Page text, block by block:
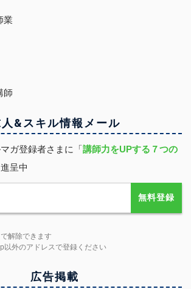
業
師
&スキル情報 メール
ガ登録者さまに「講師力をUPする７つの
進呈中
無料登録
解除できます
以外のアドレスで登録ください
広告掲載